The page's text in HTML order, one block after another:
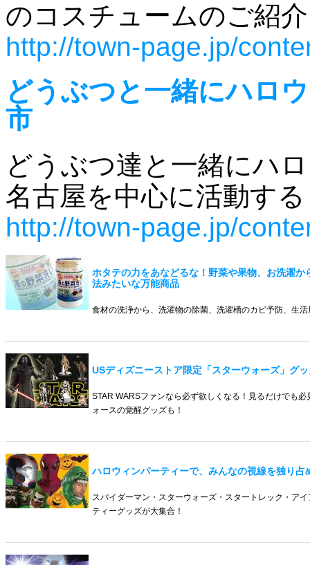
のコスチュームのご紹介
http://town-page.jp/
どうぶつと一緒にハロ
市
どうぶつ達と一緒にハ
名古屋を中心に活動す
http://town-page.jp/
ホタテの力をあなどるな！野菜や果物、お洗濯
法みたいな万能商品
食材の洗浄から、洗濯物の除菌、洗濯槽のカビ予防、生
USディズニーストア限定「スターウォーズ」グ
STAR WARSファンなら必ず欲しくなる！見るだけでも
ォースの覚醒グッズも！
ハロウィンパーティーで、みんなの視線を独り
スパイダーマン・スターウォーズ・スタートレック・ア
ティーグッズが大集合！